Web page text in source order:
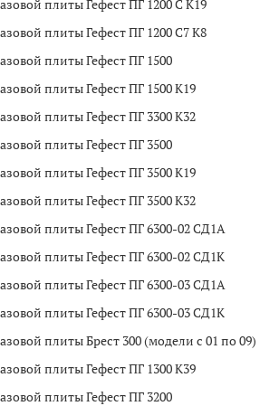
плиты Гефест ПГ 1200 C K19
плиты Гефест ПГ 1200 C7 K8
плиты Гефест ПГ 1500
плиты Гефест ПГ 1500 K19
плиты Гефест ПГ 3300 K32
плиты Гефест ПГ 3500
плиты Гефест ПГ 3500 K19
плиты Гефест ПГ 3500 K32
плиты Гефест ПГ 6300-02 CД1А
плиты Гефест ПГ 6300-02 CД1K
плиты Гефест ПГ 6300-03 СД1А
плиты Гефест ПГ 6300-03 СД1K
плиты Брест 300 (модели с 01 по 09)
плиты Гефест ПГ 1300 K39
плиты Гефест ПГ 3200